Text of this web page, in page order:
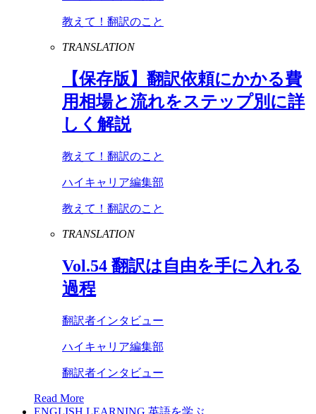
教えて！翻訳のこと
TRANSLATION
【保存版】翻訳依頼にかかる費
用相場と流れをステップ別に詳
しく解説
教えて！翻訳のこと
ハイキャリア編集部
教えて！翻訳のこと
TRANSLATION
Vol.54 翻訳は自由を手に入れる
過程
翻訳者インタビュー
ハイキャリア編集部
翻訳者インタビュー
Read More
ENGLISH LEARNING 英語を学ぶ